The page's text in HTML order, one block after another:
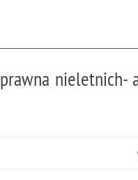
nieletnich-